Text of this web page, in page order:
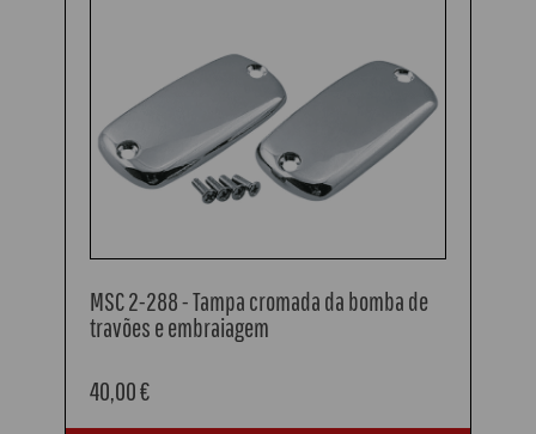
MSC 2-288 - Tampa cromada da bomba de
travões e embraiagem
40,00 €